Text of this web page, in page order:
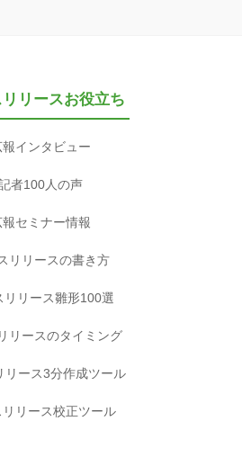
リースお役立ち
報インタビュー
者100人の声
報セミナー情報
リリースの書き方
リリース雛形100選
リースのタイミング
リース3分作成ツール
リリース校正ツール